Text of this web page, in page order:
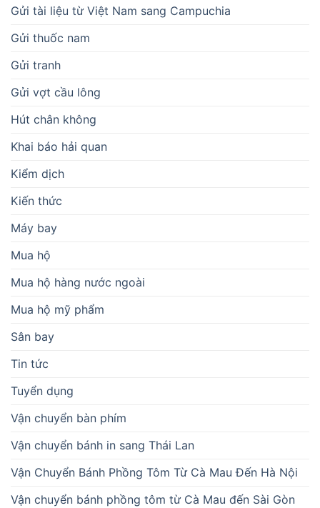
Gửi tài liệu từ Việt Nam sang Campuchia
Gửi thuốc nam
Gửi tranh
Gửi vợt cầu lông
Hút chân không
Khai báo hải quan
Kiểm dịch
Kiến thức
Máy bay
Mua hộ
Mua hộ hàng nước ngoài
Mua hộ mỹ phẩm
Sân bay
Tin tức
Tuyển dụng
Vận chuyển bàn phím
Vận chuyển bánh in sang Thái Lan
Vận Chuyển Bánh Phồng Tôm Từ Cà Mau Đến Hà Nội
Vận chuyển bánh phồng tôm từ Cà Mau đến Sài Gòn